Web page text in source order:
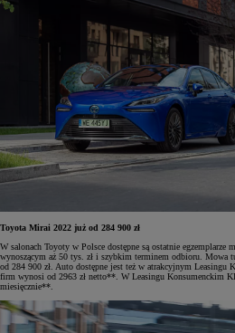
Toyota Mirai 2022 już od 284 900 zł
W salonach Toyoty w Polsce dostępne są ostatnie egzemplarze
wynoszącym aż 50 tys. zł i szybkim terminem odbioru. Mowa
od 284 900 zł. Auto dostępne jest też w atrakcyjnym Leasingu
firm wynosi od 2963 zł netto**. W Leasingu Konsumenckim
miesięcznie**.